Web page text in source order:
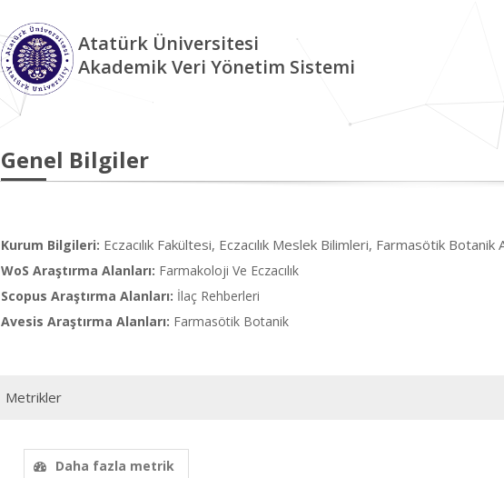
Atatürk Üniversitesi
Akademik Veri Yönetim Sistemi
Genel Bilgiler
Kurum Bilgileri: Eczacılık Fakültesi, Eczacılık Meslek Bilimleri, Farmasötik Botanik
WoS Araştırma Alanları: Farmakoloji Ve Eczacılık
Scopus Araştırma Alanları: İlaç Rehberleri
Avesis Araştırma Alanları: Farmasötik Botanik
Metrikler
Daha fazla metrik